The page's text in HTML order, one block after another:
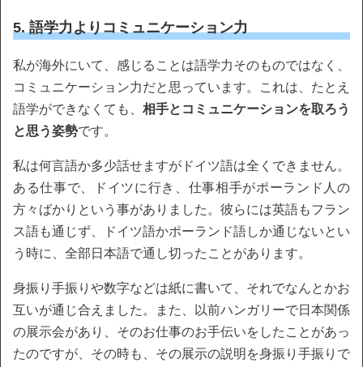
5. 語学力よりコミュニケーション力
私が海外にいて、感じることは語学力そのものではなく、
コミュニケーション力だと思っています。これは、たとえ
語学ができなくても、 相手とコミュニケーションを取ろう
と思う姿勢です。
私は何言語か多少話せますがドイツ語は全くできません。
ある仕事で、ドイツに行き、仕事相手がポーランド人の
方々ばかりという事がありました。彼らには英語もフラン
ス語も通じず、ドイツ語かポーランド語しか通じないとい
う時に、全部日本語で通し切ったことがあります。
身振り手振りや数字などは紙に書いて、それでなんとかお
互いが通じ合えました。また、以前ハンガリーで日本関係
の展示会があり、そのお仕事のお手伝いをしたことがあっ
たのですが、その時も、その展示の説明を身振り手振りで